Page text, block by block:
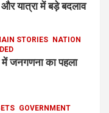
यात्रा में बड़े बदलाव
STORIES
NATION
जनगणना का पहला
GOVERNMENT